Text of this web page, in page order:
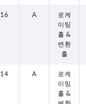
16 A
로케
이팅
홀 &
변환
홀
14 A
로케
이팅
홀 &